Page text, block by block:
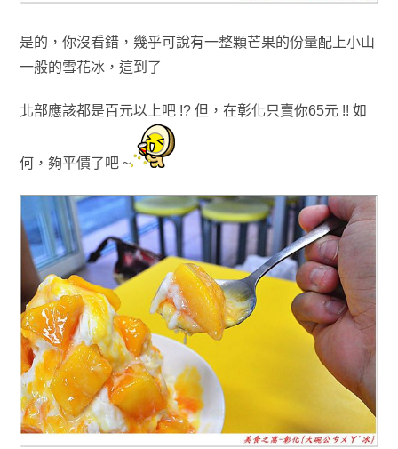
是的 ，你沒看錯，幾乎可說有一整顆芒果的份量配上小山
一般的雪花冰 ， 這到了
北部應該都是百元以上吧 !? 但 ， 在彰化只賣你65元 !! 如
何，夠平價了吧 ~